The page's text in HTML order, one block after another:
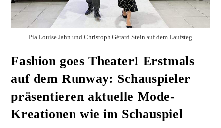
Pia Louise Jahn und Christoph Gérard Stein auf dem Laufsteg
Fashion goes Theater! Erstmals
auf dem Runway: Schauspieler
präsentieren aktuelle Mode-
Kreationen wie im Schauspiel